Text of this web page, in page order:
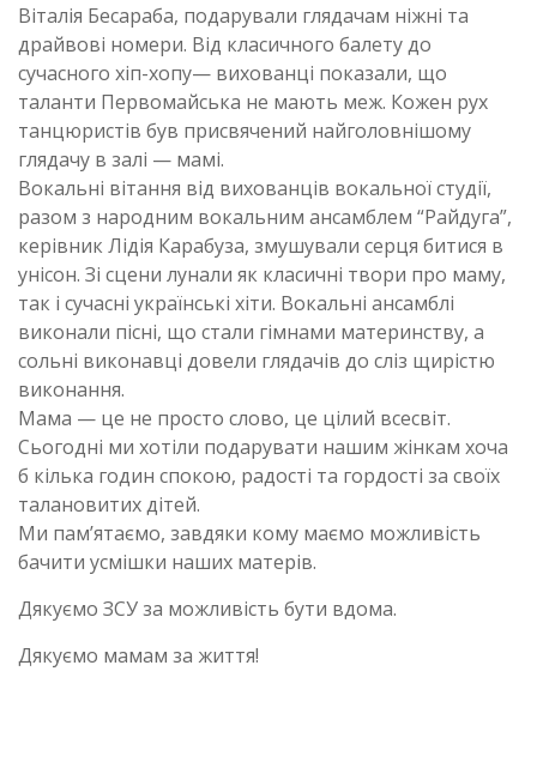
Віталія Бесараба, подарували глядачам ніжні та
драйвові номери. Від класичного балету до
сучасного хіп-хопу— вихованці показали, що
таланти Первомайська не мають меж. Кожен рух
танцюристів був присвячений найголовнішому
глядачу в залі — мамі.
Вокальні вітання від вихованців вокальної студії,
разом з народним вокальним ансамблем “Райдуга”,
керівник Лідія Карабуза, змушували серця битися в
унісон. Зі сцени лунали як класичні твори про маму,
так і сучасні українські хіти. Вокальні ансамблі
виконали пісні, що стали гімнами материнству, а
сольні виконавці довели глядачів до сліз щирістю
виконання.
Мама — це не просто слово, це цілий всесвіт.
Сьогодні ми хотіли подарувати нашим жінкам хоча
б кілька годин спокою, радості та гордості за своїх
талановитих дітей.
Ми пам’ятаємо, завдяки кому маємо можливість
бачити усмішки наших матерів.
Дякуємо ЗСУ за можливість бути вдома.
Дякуємо мамам за життя!